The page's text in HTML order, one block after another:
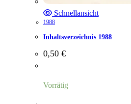
Schnellansicht
1988
Inhaltsverzeichnis 1988
0,50 €
Vorrätig